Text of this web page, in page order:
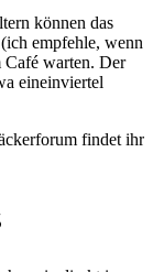
können das
empfehle, wenn
warten. Der
eineinviertel
findet ihr